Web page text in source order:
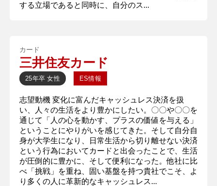
する立場であると同時に、自分のス...
カード
三井住友カード
25年卒 女性 ES情報
志望動機 変化に富んだキャッシュレス決済を扱
い、人々の生活をより豊かにしたい。〇〇や〇〇を
通じて「人の心を動かす、プラスの価値を与える」
ということにやりがいを感じてきた。そして自分自
身が大学生になり、日常生活から切り離せない決済
という行為においてカードと出会ったことで、生活
が圧倒的に豊かに、そして便利になった。他社に比
べ「挑戦」を重ね、固い基盤を持つ貴社でこそ、よ
り多くの人に革新的なキャッシュレス...